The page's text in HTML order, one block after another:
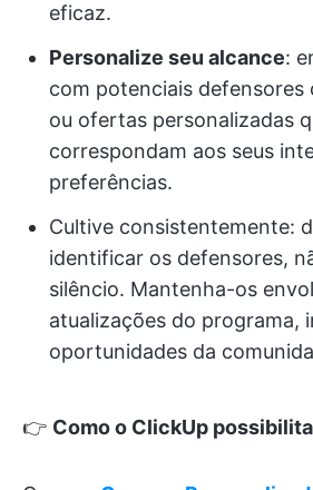
eficaz.
Personalize seu alcance:
com potenciais defensores
ou ofertas personalizadas
correspondam aos seus
preferências.
Cultive consistentemente:
identificar os defensores,
silêncio. Mantenha-os
atualizações do programa,
oportunidades da
👉 Como o ClickUp